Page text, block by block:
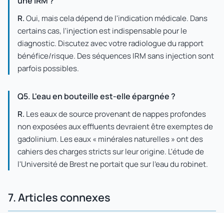
R.Oui, mais cela dépend de l'indication médicale. Dans
certains cas, l'injection est indispensable pour le
diagnostic. Discutez avec votre radiologue du rapport
bénéfice/risque. Des séquences IRM sans injection sont
parfois possibles.
Q5. L'eau en bouteille est-elle épargnée ?
R. Les eaux de source provenant de nappes profondes
non exposées aux effluents devraient être exemptes de
gadolinium. Les eaux « minérales naturelles » ont des
cahiers des charges stricts sur leur origine. L'étude de
l'Université de Brest ne portait que sur l'eau du robinet.
7. Articles connexes